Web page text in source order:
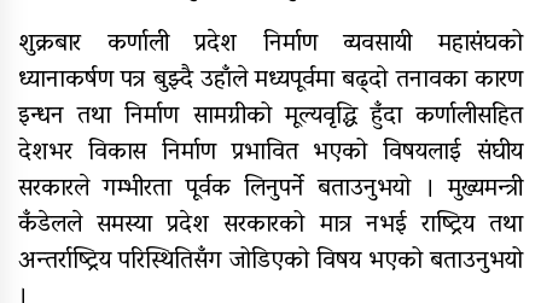
गठन, अध्यक्षमा बुढा
नेपाल रेडक्रसका केन्द्रीय कोषाध्यक्ष
कर्माचार्यद्वारा बाँके शाखामा भेटघाट
नेपालका सर्वाधिक स्वयंसेवी शतक
शुक्रबार कर्णाली प्रदेश निर्माण व्यवसायी महासंघको
ध्यानाकर्षण पत्र बुझ्दै उहाँले मध्यपूर्वमा बढ्दो तनावका कारण
इन्धन तथा निर्माण सामग्रीको मूल्यवृद्धि हुँदा कर्णालीसहित
देशभर विकास निर्माण प्रभावित भएको विषयलाई संघीय
सरकारले गम्भीरता पूर्वक लिनुपर्ने बताउनुभयो । मुख्यमन्त्री
कँडेलले समस्या प्रदेश सरकारको मात्र नभई राष्ट्रिय तथा
अन्तर्राष्ट्रिय परिस्थितिसँग जोडिएको विषय भएको बताउनुभयो